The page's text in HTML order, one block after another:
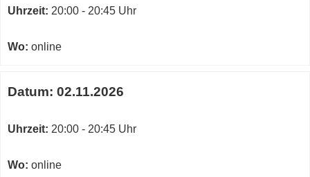
Uhrzeit: 20:00 - 20:45 Uhr
Wo: online
Datum: 02.11.2026
Uhrzeit: 20:00 - 20:45 Uhr
Wo: online